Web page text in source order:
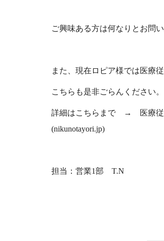
ご興味ある方は何なりとお問
また、現在ロピア様では医療
こちらも是非ごらんください。
詳細はこちらまで →
医療
(nikunotayori.jp)
担当：営業1部 T.N